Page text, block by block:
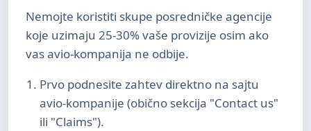
Nemojte koristiti skupe posredničke agencije
koje uzimaju 25-30% vaše provizije osim ako
vas avio-kompanija ne odbije.
Prvo podnesite zahtev direktno na sajtu
avio-kompanije (obično sekcija "Contact us"
ili "Claims").